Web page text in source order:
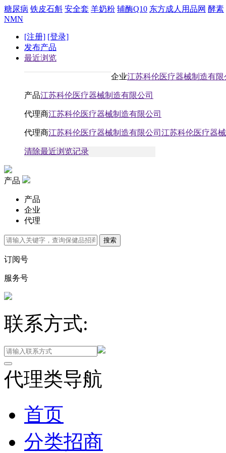
糖尿病 铁皮石斛 安全套 羊奶粉 辅酶Q10 东方成人用品网 酵素
NMN
[注册] [登录]
发布产品
最近浏览
企业江苏科伦医疗器械制造有限
产品江苏科伦医疗器械制造有限公司
代理商江苏科伦医疗器械制造有限公司
代理商江苏科伦医疗器械制造有限公司江苏科伦医疗器
清除最近浏览记录
产品
产品
企业
代理
订阅号
服务号
联系方式:
代理类导航
首页
分类招商